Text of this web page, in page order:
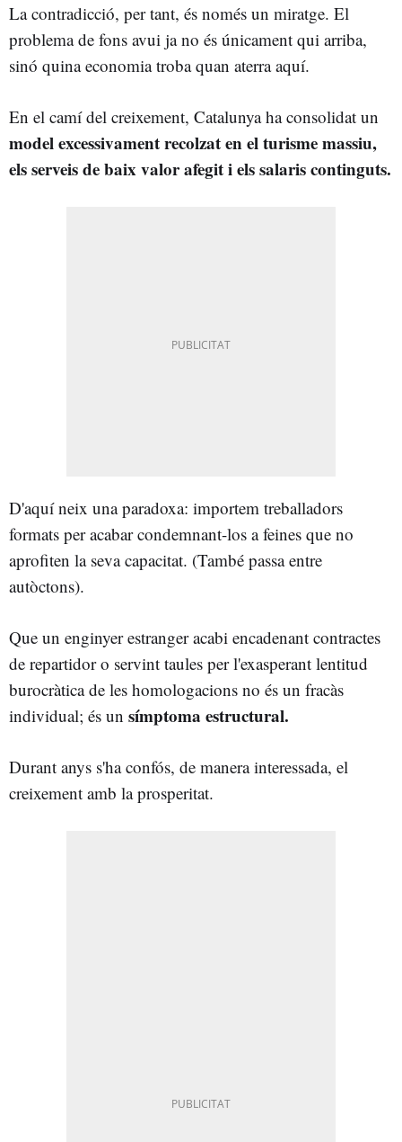
La contradicció, per tant, és només un miratge. El
problema de fons avui ja no és únicament qui arriba,
sinó quina economia troba quan aterra aquí.
En el camí del creixement, Catalunya ha consolidat un
model excessivament recolzat en el turisme massiu,
els serveis de baix valor afegit i els salaris continguts.
D'aquí neix una paradoxa: importem treballadors
formats per acabar condemnant-los a feines que no
aprofiten la seva capacitat. (També passa entre
autòctons).
Que un enginyer estranger acabi encadenant contractes
de repartidor o servint taules per l'exasperant lentitud
burocràtica de les homologacions no és un fracàs
individual; és un símptoma estructural.
Durant anys s'ha confós, de manera interessada, el
creixement amb la prosperitat.